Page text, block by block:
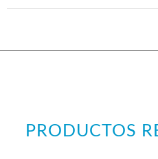
PRODUCTOS